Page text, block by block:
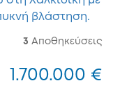
3 Αποθηκεύσεις
1.700.000 €